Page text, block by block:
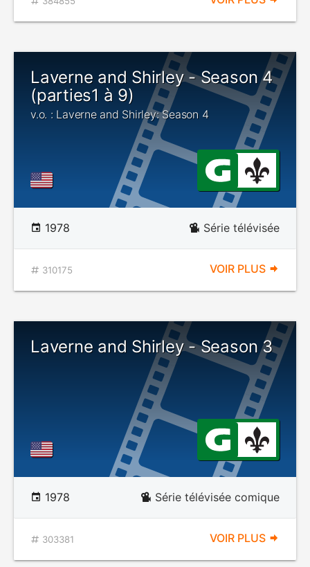
Laverne and Shirley - Season 4
(parties1 à 9)
v.o. : Laverne and Shirley: Season 4
1978 Série télévisée
310175 VOIR PLUS
Laverne and Shirley - Season 3
1978 Série télévisée comique
303381 VOIR PLUS